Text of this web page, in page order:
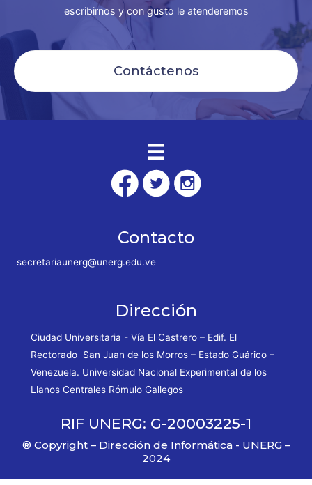
escribirnos y con gusto le atenderemos
Contáctenos
Contacto
secretariaunerg@unerg.edu.ve
Dirección
Ciudad Universitaria - Vía El Castrero – Edif. El
Rectorado San Juan de los Morros – Estado Guárico –
Venezuela. Universidad Nacional Experimental de los
Llanos Centrales Rómulo Gallegos
RIF UNERG: G-20003225-1
® Copyright – Dirección de Informática - UNERG –
2024